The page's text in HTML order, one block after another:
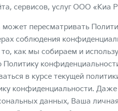
сервисов, услуг ООО «Киа
пересматривать
соблюдения
как мы собираем и
в курсе текущей
конфиденциальности.
данных, Ваша